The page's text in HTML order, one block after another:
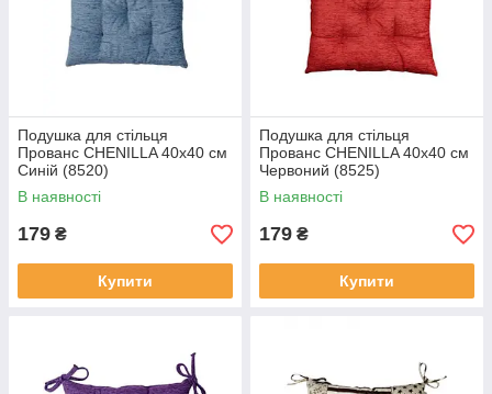
Подушка для стільця
Прованс CHENILLA 40х40 см
Синій (8520)
В наявності
179 ₴
Купити
Подушка для стільця
Прованс CHENILLA 40х40 см
Червоний (8525)
В наявності
179 ₴
Купити